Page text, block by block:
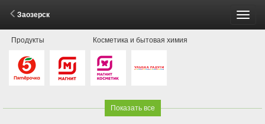
Заозерск
Продукты Косметика и бытовая химия
Показать все